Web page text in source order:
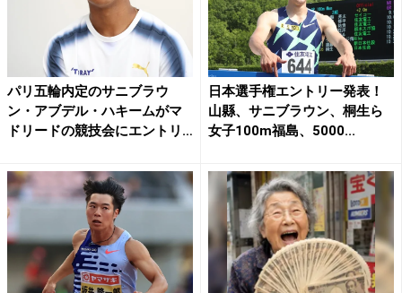
パリ五輪内定のサニブラウ
ン・アブデル・ハキームがマ
ドリードの競技会にエントリ
日本選手権エントリー発表！
山縣、サニブラウン、桐生ら
女子100m福島、5000...